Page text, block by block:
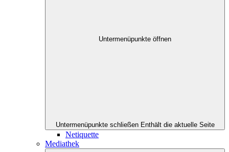
Untermenüpunkte öffnen
Untermenüpunkte schließen Enthält die aktuelle Seite
Netiquette
Mediathek